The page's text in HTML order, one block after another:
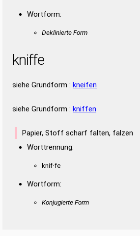
Wortform:
Deklinierte Form
kniffe
siehe Grundform : kneifen
siehe Grundform : kniffen
Papier, Stoff scharf falten, falzen
Worttrennung:
knif·fe
Wortform:
Konjugierte Form